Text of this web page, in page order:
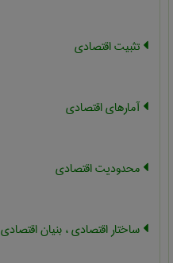
تثبیت اقتصادی
آمارهای اقتصادی
محدودیت اقتصادی
ساختار اقتصادی ، بنیان اقتصادی